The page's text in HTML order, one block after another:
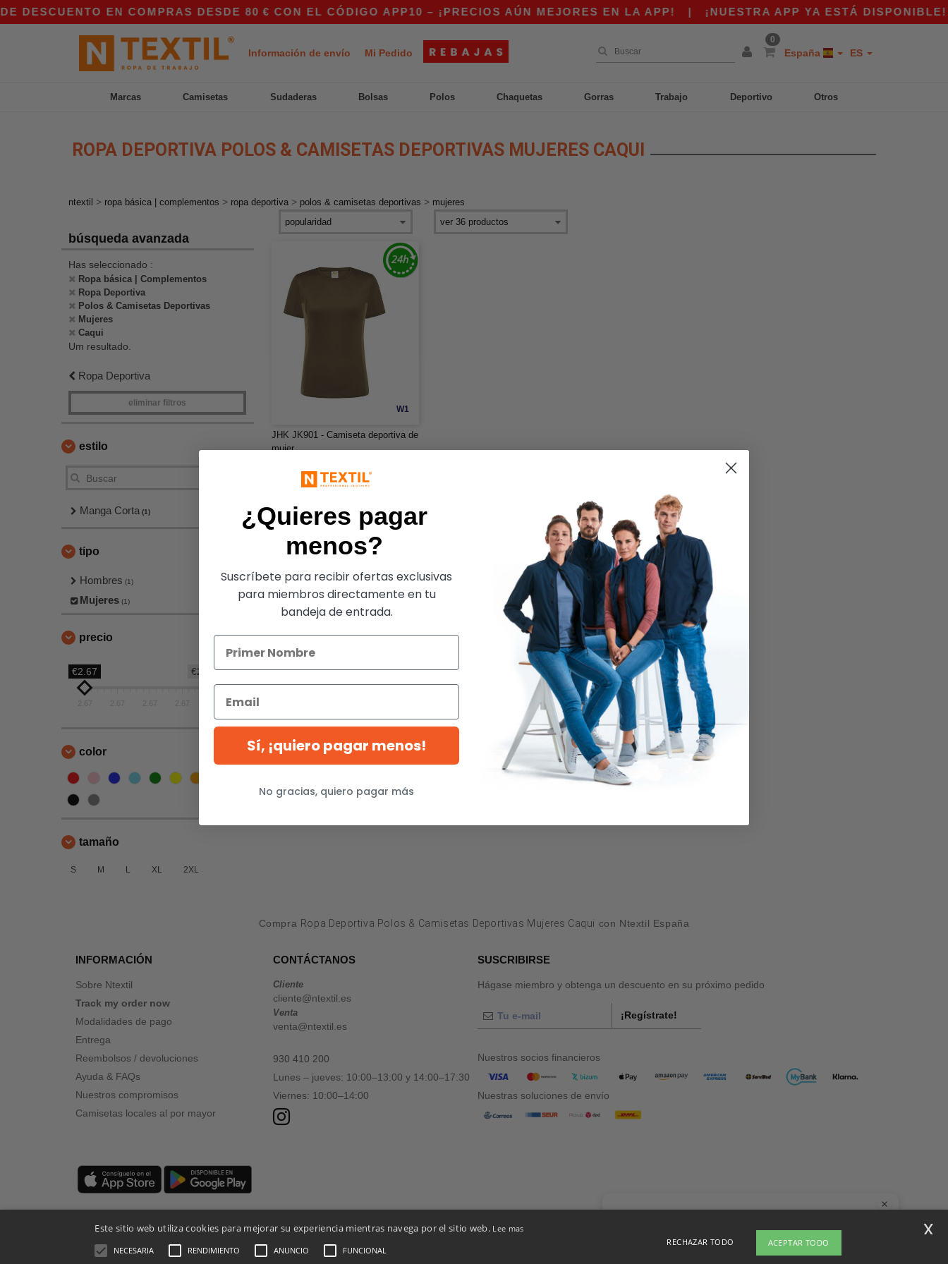
EN COMPRAS DESDE 80 € CON EL CÓDIGO APP10 – ¡PRECIOS AÚN MEJORES EN LA APP!| ¡NUESTRA APP YA ESTÁ DISPONIBLE!
Información de envío Mi Pedido
0
España ES
Marcas Camisetas Sudaderas Bolsas Polos Chaquetas Gorras Trabajo Deportivo Otros
ROPA DEPORTIVA POLOS & CAMISETAS DEPORTIVAS MUJERES CAQUI
ntextil > ropa básica | complementos > ropa deportiva > polos & camisetas deportivas > mujeres
búsqueda avanzada
Has seleccionado :
Ropa básica | Complementos
Ropa Deportiva
Polos & Camisetas Deportivas
Mujeres
Caqui
Um resultado.
Ropa Deportiva
eliminar filtros
estilo
Manga Corta (1)
tipo
Hombres (1)
Mujeres (1)
precio
€2.67
€2.67
color
tamaño
S M L XL 2XL
W1
JHK JK901 - Camiseta deportiva de
mujer
2,67 €
Compra Ropa Deportiva Polos & Camisetas Deportivas Mujeres Caqui con Ntextil España
INFORMACIÓN
Sobre Ntextil
Track my order now
Modalidades de pago
Entrega
Reembolsos / devoluciones
Ayuda & FAQs
Nuestros compromisos
Camisetas locales al por mayor
CONTÁCTANOS
Cliente
cliente@ntextil.es
Venta
venta@ntextil.es
930 410 200
Lunes – jueves: 10:00–13:00 y 14:00–17:30
Viernes: 10:00–14:00
SUSCRIBIRSE
Hágase miembro y obtenga un descuento en su próximo pedido
¡Regístrate!
Nuestros socios financieros
Nuestras soluciones de envío
Menciones Legales Política de Privacidad- Condiciones Generales De Acceso Y Uso-
Este sitio web utiliza cookies para mejorar su experiencia mientras navega por el sitio web. Lee mas
NECESARIA RENDIMIENTO ANUNCIO FUNCIONAL
RECHAZAR TODO ACEPTAR TODO
x
Si tienes dudas o preguntas, puedes escribirnos en cualquier momento. Nuestro
chatbot está aquí para ayudarte.
¿Quieres pagar
menos?
Suscríbete para recibir ofertas exclusivas
para miembros directamente en tu
bandeja de entrada.
Sí, ¡quiero pagar menos!
No gracias, quiero pagar más